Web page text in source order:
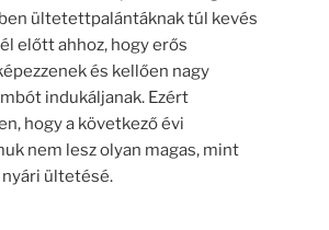
ültetettpalántáknak túl kevés
előtt ahhoz, hogy erős
és kellően nagy
indukáljanak. Ezért
hogy a következő évi
nem lesz olyan magas, mint
nyári ültetésé.